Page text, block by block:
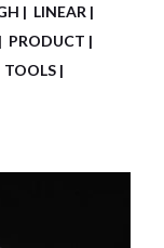
LINEAR
PRODUCT
TOOLS